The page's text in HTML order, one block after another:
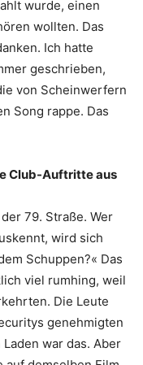
wurde, einen
wollten. Das
Ich hatte
geschrieben,
von Scheinwerfern
Song rappe. Das
Club-Auftritte aus
79. Straße. Wer
wird sich
Schuppen?« Das
viel rumhing, weil
Die Leute
genehmigten
war das. Aber